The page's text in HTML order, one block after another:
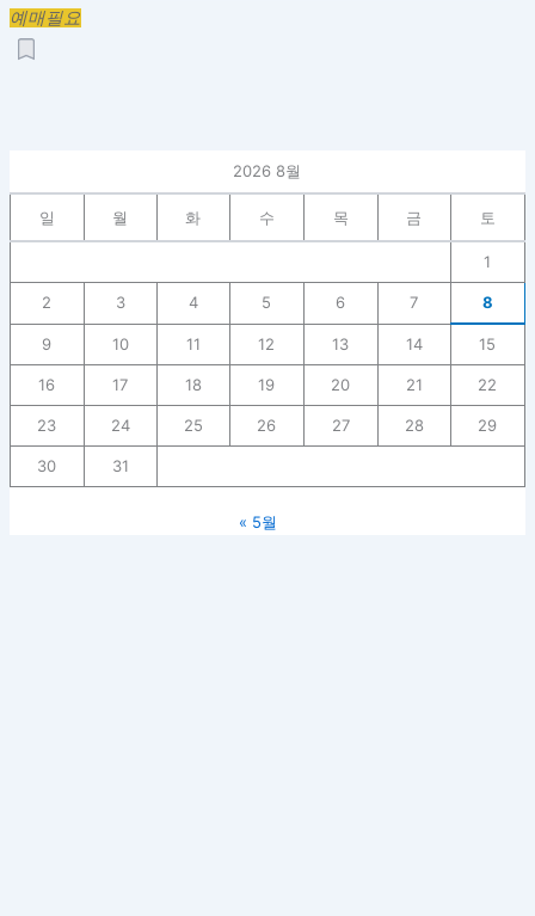
예매필요
2026 8월
일 월 화 수 목 금 토
1
2 3 4 5 6 7 8
9 10 11 12 13 14 15
16 17 18 19 20 21 22
23 24 25 26 27 28 29
30 31
« 5월